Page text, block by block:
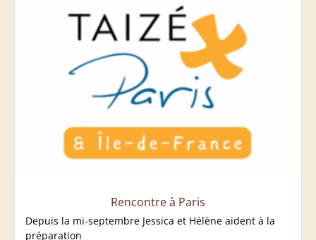
Rencontre à Paris
Depuis la mi-septembre Jessica et Hélène aident à la
préparation